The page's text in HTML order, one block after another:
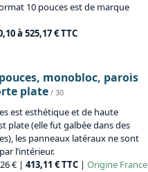
10 pouces est de marque
à 525,17 € TTC
monobloc, parois
plate / 30
est esthétique et de haute
plate (elle fut galbée dans des
les panneaux latéraux ne sont
l’intérieur.
€ | 413,11 € TTC | Origine France